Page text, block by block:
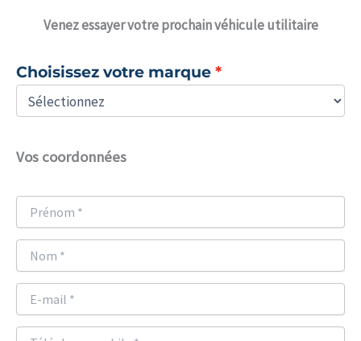
Venezessayer votre prochain véhicule utilitaire
Choisissez votre marque
Vos coordonnées